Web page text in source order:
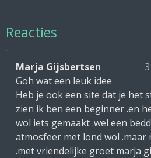
Reacties
Marja Gijsbertsen
Goh wat een leuk idee
Heb je ook een site dat je het
zien ik ben een beginner .en
wol iets gemaakt .wel een
atmosfeer met lond wol .maar
.met vriendelijke groet marja